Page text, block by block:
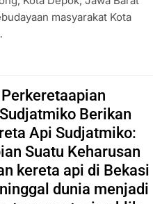
masyarakat Kota
Berikan
Api Sudjatmiko:
Suatu Keharusan
kereta api di Bekasi
dunia menjadi